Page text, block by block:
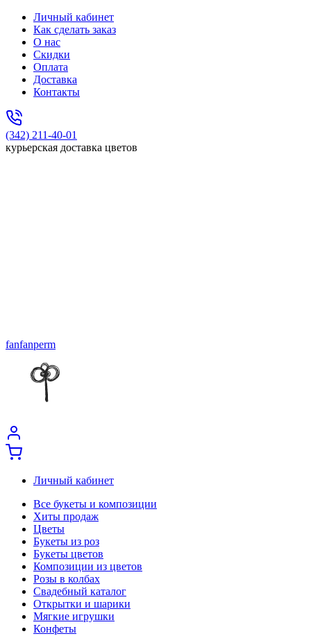
Личный кабинет
Как сделать заказ
О нас
Скидки
Оплата
Доставка
Контакты
(342) 211-40-01
курьерская доставка цветов
fanfanperm
Личный кабинет
Все букеты и композиции
Хиты продаж
Цветы
Букеты из роз
Букеты цветов
Композиции из цветов
Розы в колбах
Свадебный каталог
Открытки и шарики
Мягкие игрушки
Конфеты